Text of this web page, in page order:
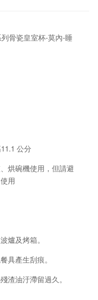
骨瓷皇室杯-莫內-睡
公分
烘碗機使用，但請避
用
爐及烤箱。
具產生刮痕。
渣油汙滯留過久。